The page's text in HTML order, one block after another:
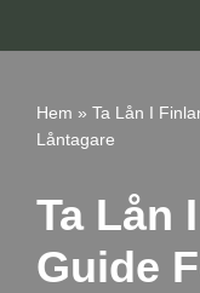
innehåll
Hem » Ta Lån I
Låntagare
Ta Lån
Guide